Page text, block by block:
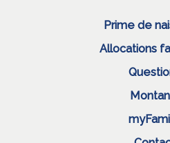
Prime de
Allocations